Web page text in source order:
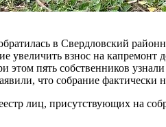
в Свердловский
взнос на капремонт
этом пять собственников
что собрание фактически
лиц, присутствующих на